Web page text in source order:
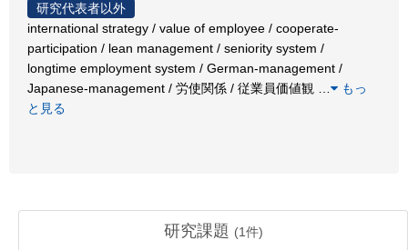
研究代表者以外
international strategy / value of employee / cooperate-
participation / lean management / seniority system /
longtime employment system / German-management /
Japanese-management / 労使関係 / 従業員価値観
もっ
と見る
研究課題 (1件)